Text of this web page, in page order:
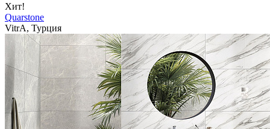
Хит!
Quarstone
VitrA, Турция